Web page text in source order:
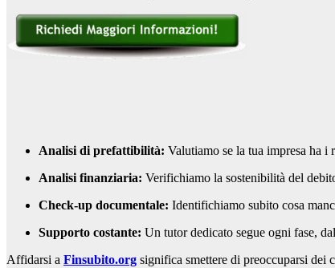
Analisi di prefattibilità: Valutiamo se la tua impresa ha i
Analisi finanziaria: Verifichiamo la sostenibilità del
Check-up documentale: Identifichiamo subito cosa
Supporto costante: Un tutor dedicato segue ogni fase,
Affidarsi a Finsubito.org significa smettere di preoccuparsi dei